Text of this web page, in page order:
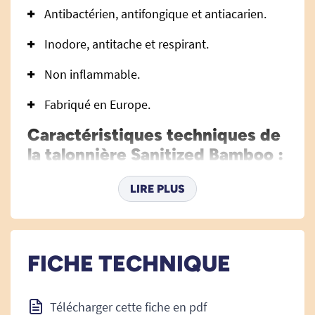
Antibactérien, antifongique et antiacarien.
Inodore, antitache et respirant.
Non inflammable.
Fabriqué en Europe.
Caractéristiques techniques de
la talonnière Sanitized Bamboo :
confort et d'hygiène. Ils sont recommandés pour
position en permanence ou pour une période de
alitées...).
LIRE PLUS
FICHE TECHNIQUE
Télécharger cette fiche en pdf